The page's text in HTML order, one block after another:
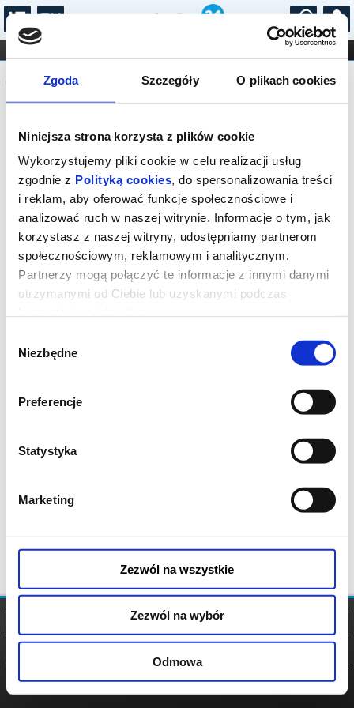
Zgoda Szczegóły O plikach cookies
Niniejsza strona korzysta z plików cookie
Wykorzystujemy pliki cookie w celu realizacji usług
zgodnie z Polityką cookies, do spersonalizowania treści
i reklam, aby oferować funkcje społecznościowe i
analizować ruch w naszej witrynie. Informacje o tym, jak
korzystasz z naszej witryny, udostępniamy partnerom
społecznościowym, reklamowym i analitycznym.
Partnerzy mogą połączyć te informacje z innymi danymi
otrzymanymi od Ciebie lub uzyskanymi podczas
zgody
Niezbędne
Preferencje
Statystyka
Marketing
Zezwól na wszystkie
Zezwól na wybór
Odmowa
...
FILHARMONIA OPERA I BALET
STAND-UP
DLA DZIECI
Komunikat
Sprzedaż on-line została zakończona,
sprawdź dostępność biletów w kasie.
POLITYKA
POLITYKA